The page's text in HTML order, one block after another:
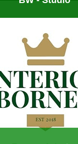
HUBUNGI KAMI